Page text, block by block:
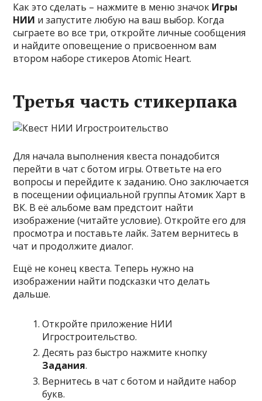
Как это сделать – нажмите в меню значок Игры
НИИ и запустите любую на ваш выбор. Когда
сыграете во все три, откройте личные сообщения
и найдите оповещение о присвоенном вам
втором наборе стикеров Atomic Heart.
Третья часть стикерпака
Для начала выполнения квеста понадобится
перейти в чат с ботом игры. Ответьте на его
вопросы и перейдите к заданию. Оно заключается
в посещении официальной группы Атомик Харт в
ВК. В её альбоме вам предстоит найти
изображение (читайте условие). Откройте его для
просмотра и поставьте лайк. Затем вернитесь в
чат и продолжите диалог.
Ещё не конец квеста. Теперь нужно на
изображении найти подсказки что делать
дальше.
Откройте приложение НИИ
Игростроительство.
Десять раз быстро нажмите кнопку
Задания.
Вернитесь в чат с ботом и найдите набор
букв.